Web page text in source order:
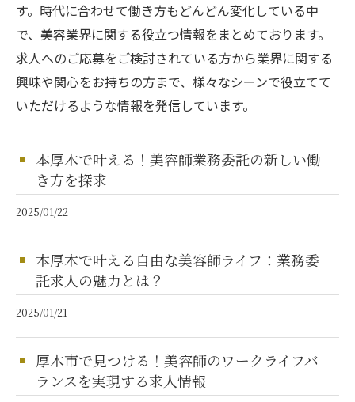
す。時代に合わせて働き方もどんどん変化している中
で、美容業界に関する役立つ情報をまとめております。
求人へのご応募をご検討されている方から業界に関する
興味や関心をお持ちの方まで、様々なシーンで役立てて
いただけるような情報を発信しています。
本厚木で叶える！美容師業務委託の新しい働
き方を探求
2025/01/22
本厚木で叶える自由な美容師ライフ：業務委
託求人の魅力とは？
2025/01/21
厚木市で見つける！美容師のワークライフバ
ランスを実現する求人情報